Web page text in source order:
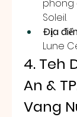
phong
Soleil.
Địa
Lune
4. Teh
An &
Vang